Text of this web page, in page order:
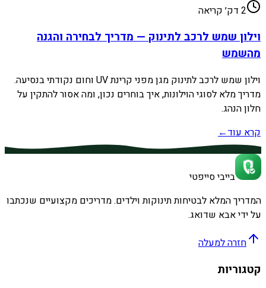
2 דק׳ קריאה
וילון שמש לרכב לתינוק — מדריך לבחירה והגנה
מהשמש
וילון שמש לרכב לתינוק מגן מפני קרינת UV וחום נקודתי בנסיעה.
מדריך מלא לסוגי הוילונות, איך בוחרים נכון, ומה אסור להתקין על
חלון הנהג.
קרא עוד←
בייבי סייפטי
המדריך המלא לבטיחות תינוקות וילדים. מדריכים מקצועיים שנכתבו
על ידי אבא שדואג.
חזרה למעלה
קטגוריות